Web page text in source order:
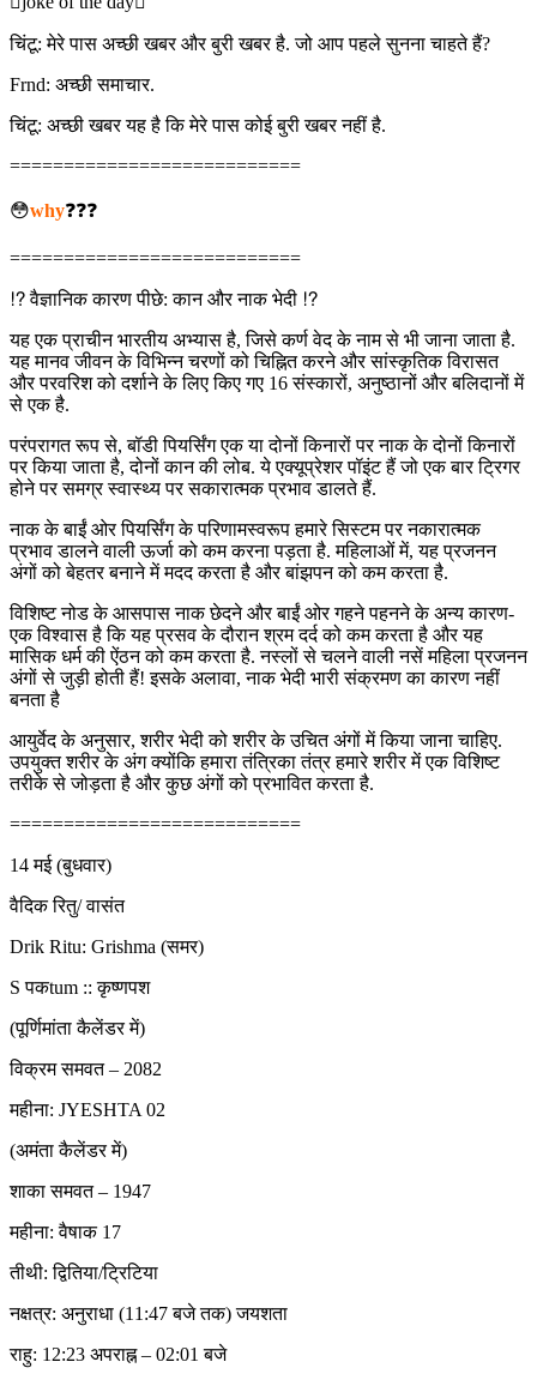
चिंटू: मेरे पास अच्छी खबर और बुरी खबर है. जो आप पहले सुनना चाहते हैं?
Frnd: अच्छी समाचार.
चिंटू: अच्छी खबर यह है कि मेरे पास कोई बुरी खबर नहीं है.
===========================
😳why❓❓❓
===========================
⁉ वैज्ञानिक कारण पीछे: कान और नाक भेदी ⁉
यह एक प्राचीन भारतीय अभ्यास है, जिसे कर्ण वेद के नाम से भी जाना जाता है.
यह मानव जीवन के विभिन्न चरणों को चिह्नित करने और सांस्कृतिक विरासत
और परवरिश को दर्शाने के लिए किए गए 16 संस्कारों, अनुष्ठानों और बलिदानों में
से एक है.
परंपरागत रूप से, बॉडी पियर्सिंग एक या दोनों किनारों पर नाक के दोनों किनारों
पर किया जाता है, दोनों कान की लोब. ये एक्यूप्रेशर पॉइंट हैं जो एक बार ट्रिगर
होने पर समग्र स्वास्थ्य पर सकारात्मक प्रभाव डालते हैं.
नाक के बाईं ओर पियर्सिंग के परिणामस्वरूप हमारे सिस्टम पर नकारात्मक
प्रभाव डालने वाली ऊर्जा को कम करना पड़ता है. महिलाओं में, यह प्रजनन
अंगों को बेहतर बनाने में मदद करता है और बांझपन को कम करता है.
विशिष्ट नोड के आसपास नाक छेदने और बाईं ओर गहने पहनने के अन्य कारण-
एक विश्वास है कि यह प्रसव के दौरान श्रम दर्द को कम करता है और यह
मासिक धर्म की ऐंठन को कम करता है. नस्लों से चलने वाली नसें महिला प्रजनन
अंगों से जुड़ी होती हैं! इसके अलावा, नाक भेदी भारी संक्रमण का कारण नहीं
बनता है
आयुर्वेद के अनुसार, शरीर भेदी को शरीर के उचित अंगों में किया जाना चाहिए.
उपयुक्त शरीर के अंग क्योंकि हमारा तंत्रिका तंत्र हमारे शरीर में एक विशिष्ट
तरीके से जोड़ता है और कुछ अंगों को प्रभावित करता है.
===========================
14 मई (बुधवार)
वैदिक रितु/ वासंत
Drik Ritu: Grishma (समर)
S पकtum :: कृष्णपश
(पूर्णिमांता कैलेंडर में)
विक्रम समवत – 2082
महीना: JYESHTA 02
(अमंता कैलेंडर में)
शाका समवत – 1947
महीना: वैषाक 17
तीथी: द्वितिया/ट्रिटिया
नक्षत्र: अनुराधा (11:47 बजे तक) जयशता
राहु: 12:23 अपराह्न – 02:01 बजे